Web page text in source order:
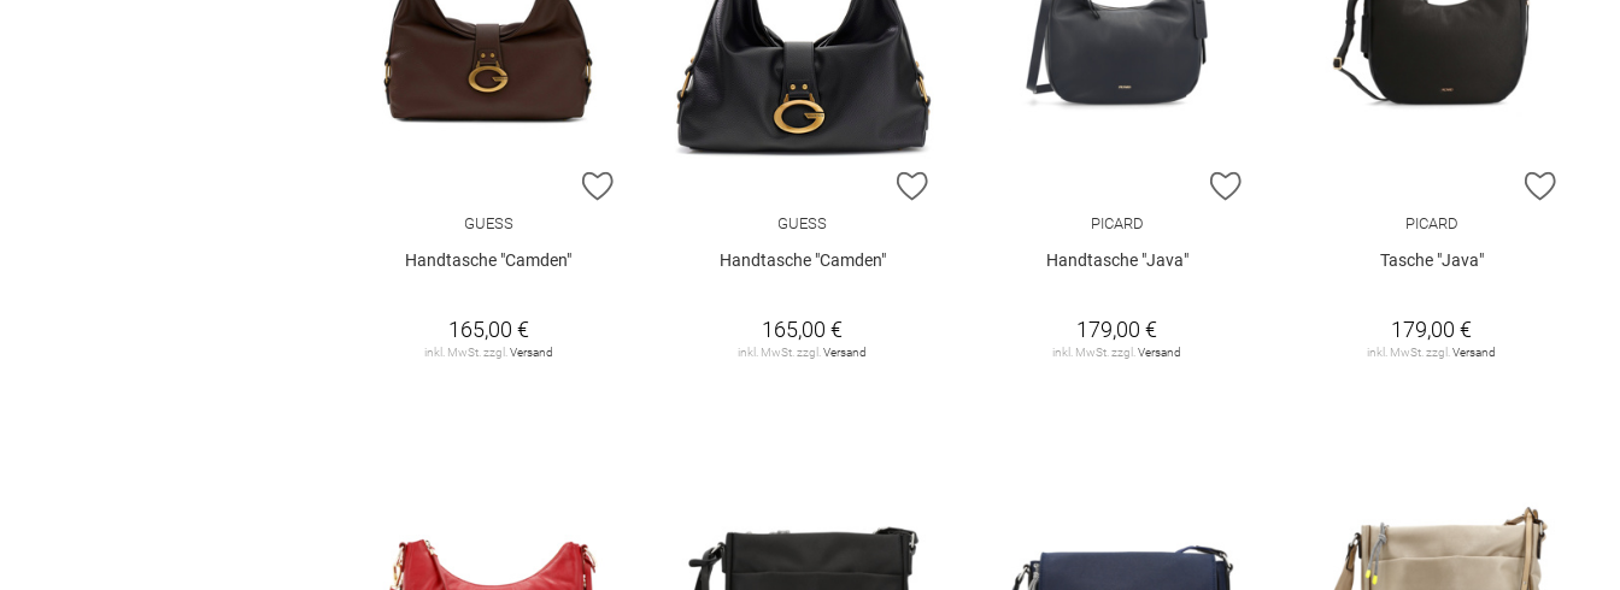
ZUR WUNSCHLISTE HINZUFÜGEN
GUESS
Handtasche "Camden"
165,00 €
inkl. MwSt. zzgl. Versand
ZUR WUNSCHLISTE HINZUFÜGEN
GUESS
Handtasche "Camden"
165,00 €
inkl. MwSt. zzgl.Versand
PICARD
Handtasche "Java"
179,00 €
inkl. MwSt. zzgl.Versand
ZUR
PICARD
Tasche "Java"
179,00 €
inkl. MwSt. zzgl.Versand